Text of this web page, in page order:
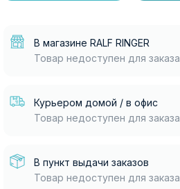
В магазине RALF RINGER
Товар недоступен для заказа
Курьером домой / в офис
Товар недоступен для заказа
В пункт выдачи заказов
Товар недоступен для заказа